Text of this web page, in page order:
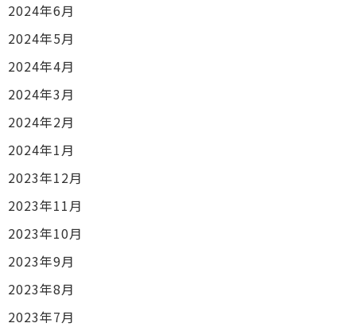
2024年6月
2024年5月
2024年4月
2024年3月
2024年2月
2024年1月
2023年12月
2023年11月
2023年10月
2023年9月
2023年8月
2023年7月